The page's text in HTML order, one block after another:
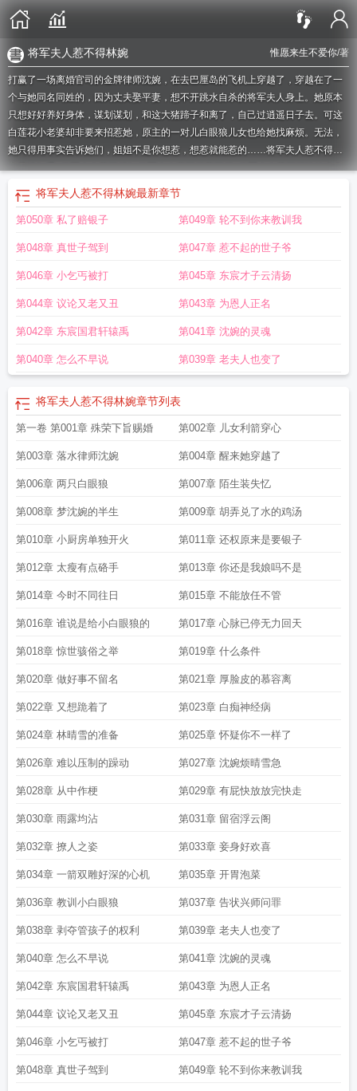
惟愿来生不爱你/著
将军夫人惹不得林婉
打赢了一场离婚官司的金牌律师沈婉，在去巴厘岛的飞机上穿越了，穿越在了一
个与她同名同姓的，因为丈夫娶平妻，想不开跳水自杀的将军夫人身上。她原本
只想好好养好身体，谋划谋划，和这大猪蹄子和离了，自己过逍遥日子去。可这
白莲花小老婆却非要来招惹她，原主的一对儿白眼狼儿女也给她找麻烦。无法，
她只得用事实告诉她们，姐姐不是你想惹，想惹就能惹的……将军夫人惹不得男
主是谁知乎将军夫人惹不得0将军夫人惹不得惹不得将军夫人惹不得沈婉全文
免费阅读
将军夫人惹不得短剧 将军夫人惹不得为什更的慢
婉 将军夫人惹不得主角介绍
免费阅读将军夫人惹不得 4 将军夫人惹不得 免费将军夫人惹不得女主和谁在一
夫人惹不得全本免费将军夫人惹不得好看吗 将军夫人惹不得内容介绍
惹不得听书将军夫人惹不得评论区百度将军夫人惹不得 9将军夫人惹不得讲的
得沈婉结局将军夫人惹不得讲的什么 将军夫人惹不得沈婉云洛川
得林氏结局将军夫人惹不得林晴雪结局是什么将军夫人惹不得宋恒为什么没合
将军夫人惹不得将军夫人惹不得在线看电视百度 将军夫人惹不得全文免费阅读
完结将军夫人惹不得电视剧全集将军夫人惹不得后续
将军夫人惹不得林婉最新章节
第050章 私了赔银子 第049章 轮不到你来教训我
第048章 真世子驾到 第047章 惹不起的世子爷
第046章 小乞丐被打 第045章 东宸才子云清扬
第044章 议论又老又丑 第043章 为恩人正名
第042章 东宸国君轩辕禹 第041章 沈婉的灵魂
第040章 怎么不早说 第039章 老夫人也变了
将军夫人惹不得林婉章节列表
第一卷 第001章 殊荣下旨赐婚 第002章 儿女利箭穿心
第003章 落水律师沈婉 第004章 醒来她穿越了
第006章 两只白眼狼 第007章 陌生装失忆
第008章 梦沈婉的半生 第009章 胡弄兑了水的鸡汤
第010章 小厨房单独开火 第011章 还权原来是要银子
第012章 太瘦有点硌手 第013章 你还是我娘吗不是
第014章 今时不同往日 第015章 不能放任不管
第016章 谁说是给小白眼狼的 第017章 心脉已停无力回天
第018章 惊世骇俗之举 第019章 什么条件
第020章 做好事不留名 第021章 厚脸皮的慕容离
第022章 又想跪着了 第023章 白痴神经病
第024章 林晴雪的准备 第025章 怀疑你不一样了
第026章 难以压制的躁动 第027章 沈婉烦晴雪急
第028章 从中作梗 第029章 有屁快放放完快走
第030章 雨露均沾 第031章 留宿浮云阁
第032章 撩人之姿 第033章 妾身好欢喜
第034章 一箭双雕好深的心机 第035章 开胃泡菜
第036章 教训小白眼狼 第037章 告状兴师问罪
第038章 剥夺管孩子的权利 第039章 老夫人也变了
第040章 怎么不早说 第041章 沈婉的灵魂
第042章 东宸国君轩辕禹 第043章 为恩人正名
第044章 议论又老又丑 第045章 东宸才子云清扬
第046章 小乞丐被打 第047章 惹不起的世子爷
第048章 真世子驾到 第049章 轮不到你来教训我